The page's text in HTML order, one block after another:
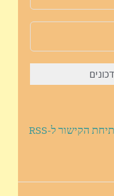
לחצו על הסמל הכתום הקטן לפתיחת הקישור ל-RSS